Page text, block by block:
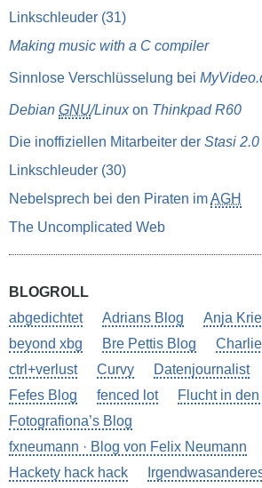
Linkschleuder (31)
Making music with a C compiler
Sinnlose Verschlüsselung bei
Debian GNU/Linuxon Thinkpad R60
Die inoffiziellen Mitarbeiter der Stasi 2.0
Linkschleuder (30)
Nebelsprech bei den Piraten imAGH
The Uncomplicated Web
BLOGROLL
abgedichtet
Adrians Blog
Anja
beyond xbg
Bre Pettis Blog
ctrl+verlust
Curvy Datenjournalist
Fefes Blog
fenced lot
Flucht in
Fotografiona’s Blog
fxneumann · Blog von Felix Neumann
Hackety hack hack